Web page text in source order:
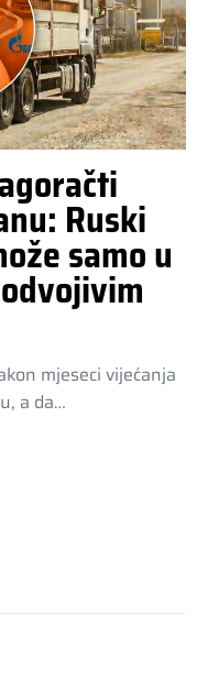
Ruski
samo u
mjeseci vijećanja
a da…